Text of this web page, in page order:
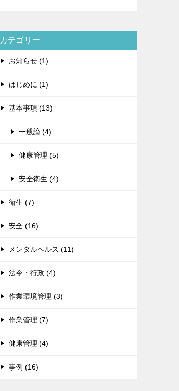
カテゴリー
お知らせ (1)
はじめに (1)
基本事項 (13)
一般論 (4)
健康管理 (5)
安全衛生 (4)
衛生 (7)
安全 (16)
メンタルヘルス (11)
法令・行政 (4)
作業環境管理 (3)
作業管理 (7)
健康管理 (4)
事例 (16)